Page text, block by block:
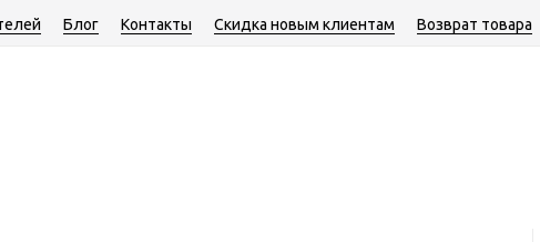
Блог Контакты Скидка новым клиентам Возврат товара